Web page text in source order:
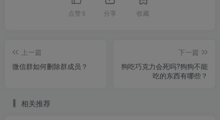
点赞 5 分享 收藏
上一篇
微信群如何删除群成员？
下一篇
狗吃巧克力会死吗?狗狗不能
吃的东西有哪些？
相关推荐